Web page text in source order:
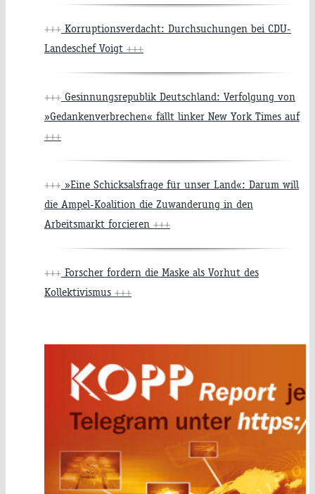
+++ Korruptionsverdacht: Durchsuchungen bei CDU-
Landeschef Voigt +++
+++ Gesinnungsrepublik Deutschland: Verfolgung von
»Gedankenverbrechen« fällt linker New York Times auf
+++
+++ »Eine Schicksalsfrage für unser Land«: Darum will
die Ampel-Koalition die Zuwanderung in den
Arbeitsmarkt forcieren +++
+++ Forscher fordern die Maske als Vorhut des
Kollektivismus +++